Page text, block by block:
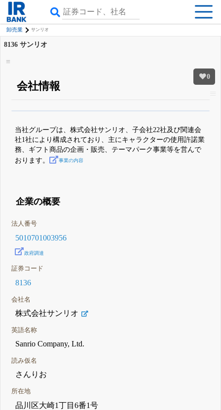
卸売業 サンリオ
0
8136 サンリオ
会社情報
詳しく見られる
無料でβ版をはじめる
登録すると永久30%OFFと米株版の先行利用も付きます
当社グループは、株式会社サンリオ、子会社22社及び関連会
社1社により構成されており、主にキャラクターの使用許諾業
務、ギフト商品の企画・販売、テーマパーク事業等を営んで
おります。
事業の内容
企業の概要
法人番号
5010701003956
政府調達
証券コード
8136
会社名
株式会社サンリオ
英語名称
Sanrio Company, Ltd.
読み仮名
さんりお
所在地
品川区大崎1丁目6番1号